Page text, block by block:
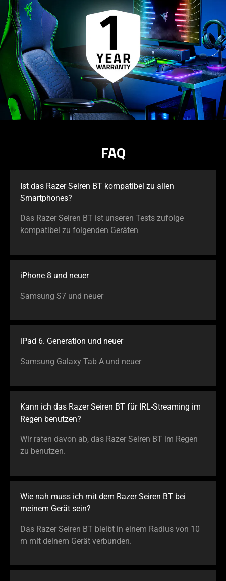
FAQ
Ist das Razer Seiren BT kompatibel zu allen
Smartphones?
Das Razer Seiren BT ist unseren Tests zufolge
kompatibel zu folgenden Geräten
iPhone 8 und neuer
Samsung S7 und neuer
iPad 6. Generation und neuer
Samsung Galaxy Tab A und neuer
Kann ich das Razer Seiren BT für IRL-Streaming im
Regen benutzen?
Wir raten davon ab, das Razer Seiren BT im Regen
zu benutzen.
Wie nah muss ich mit dem Razer Seiren BT bei
meinem Gerät sein?
Das Razer Seiren BT bleibt in einem Radius von 10
m mit deinem Gerät verbunden.